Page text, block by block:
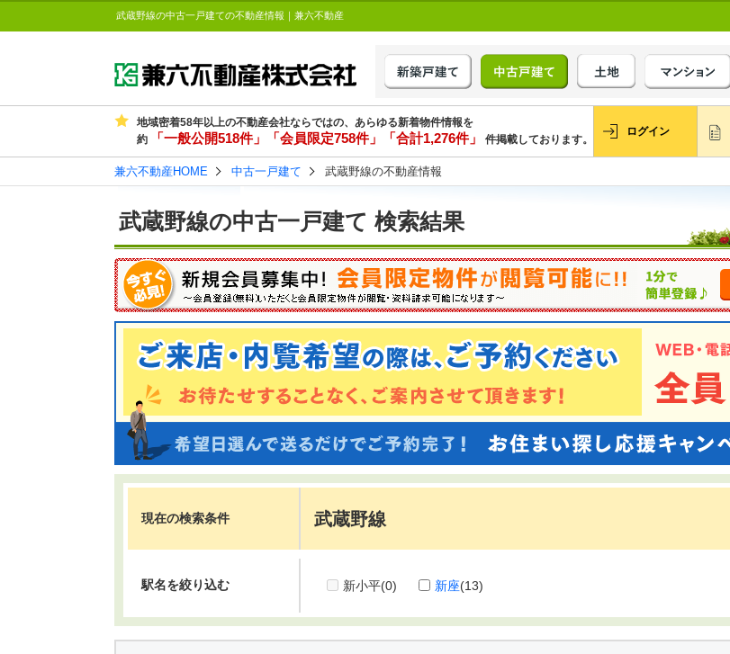
武蔵野線の中古一戸建ての不動産情報｜兼六不動産
地域密着58年以上の不動産会社ならではの、あらゆる新着物件情報を
約
「一般公開518件」「会員限定758件」「合計1,276件」 件掲載しております。
ログイン
兼六不動産HOME 中古一戸建て 武蔵野線の不動産情報
武蔵野線の中古一戸建て 検索結果
現在の検索条件 武蔵野線
駅名を絞り込む 新小平(0) 新座(13)